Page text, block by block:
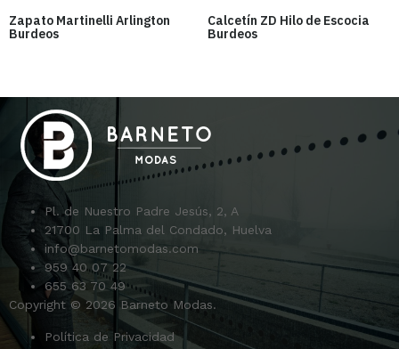
Zapato Martinelli Arlington
Burdeos
Calcetín ZD Hilo de Escocia
Burdeos
Pl. de Nuestro Padre Jesús, 2, A
21700 La Palma del Condado, Huelva
info@barnetomodas.com
959 40 07 22
655 63 70 49
Copyright © 2026 Barneto Modas.
Política de Privacidad